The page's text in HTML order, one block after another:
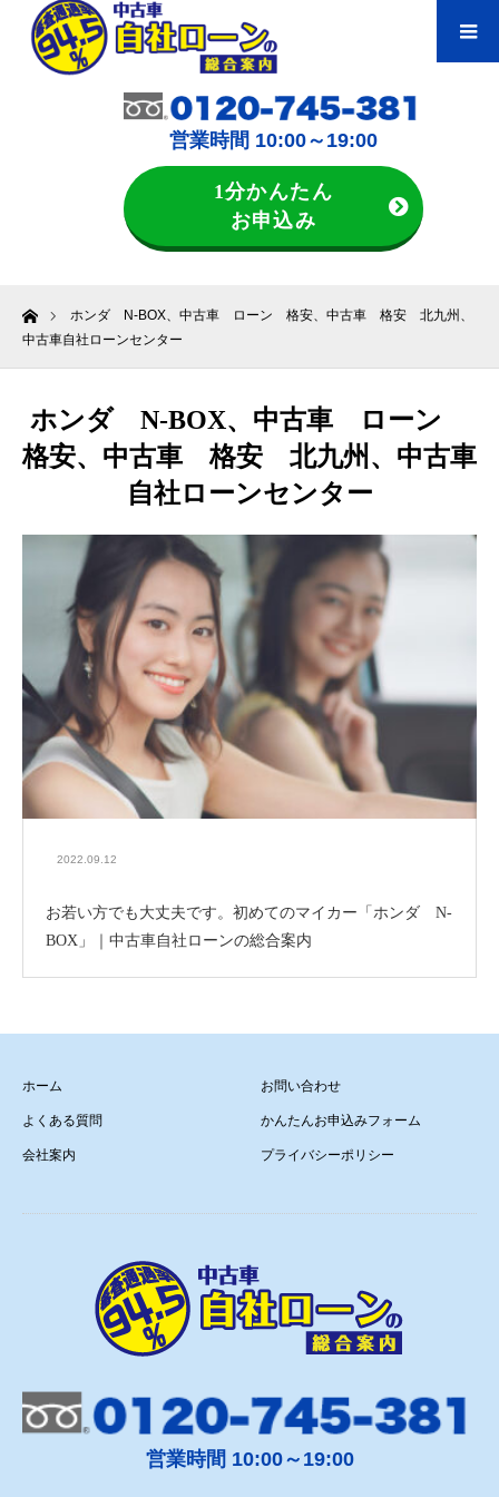
営業時間 10:00～19:00
1分かんたん
お申込み
ホームホンダ N-BOX、中古車 ローン 格安、中古車 格安 北九州、
中古車自社ローンセンター
ホンダ N-BOX、中古車 ローン
格安、中古車 格安 北九州、中古車
自社ローンセンター
2022.09.12
お若い方でも大丈夫です。初めてのマイカー「ホンダ N-
BOX」｜中古車自社ローンの総合案内
ホーム
よくある質問
会社案内
お問い合わせ
かんたんお申込みフォーム
プライバシーポリシー
営業時間 10:00～19:00